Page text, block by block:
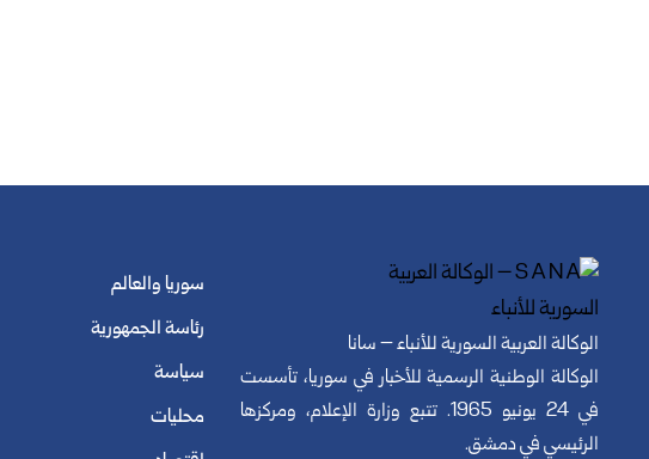
الوكالة العربية السورية للأنباء – سانا
الوكالة الوطنية الرسمية للأخبار في سوريا، تأسست
في 24 يونيو 1965. تتبع وزارة الإعلام، ومركزها
الرئيسي في دمشق.
سوريا والعالم
رئاسة الجمهورية
سياسة
محليات